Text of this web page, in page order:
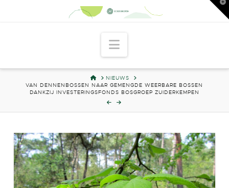
Navigation
HOMENIEUWS
VAN DENNENBOSSEN NAAR GEMENGDE WEERBARE BOSSEN
DANKZIJ INVESTERINGSFONDS BOSGROEP ZUIDERKEMPEN